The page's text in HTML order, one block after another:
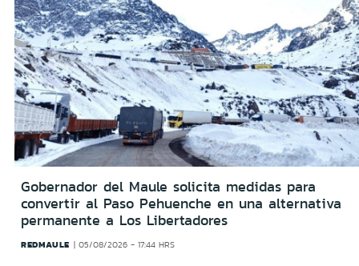
Gobernador del Maule solicita medidas para
convertir al Paso Pehuenche en una alternativa
permanente a Los Libertadores
REDMAULE 05/08/2026 - 17:44 HRS